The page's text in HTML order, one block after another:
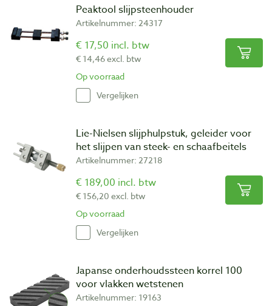
Peaktool slijpsteenhouder
Artikelnummer: 24317
€ 17,50 incl. btw
€ 14,46 excl. btw
Op voorraad
Vergelijken
Lie-Nielsen slijphulpstuk, geleider voor
het slijpen van steek- en schaafbeitels
Artikelnummer: 27218
€ 189,00 incl. btw
€ 156,20 excl. btw
Op voorraad
Vergelijken
Japanse onderhoudssteen korrel 100
voor vlakken wetstenen
Artikelnummer: 19163